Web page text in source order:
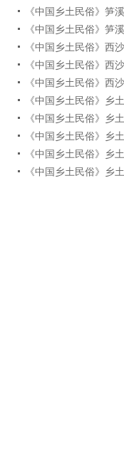
《中国乡土民俗》笋
《中国乡土民俗》笋
《中国乡土民俗》西
《中国乡土民俗》西
《中国乡土民俗》西
《中国乡土民俗》乡
《中国乡土民俗》乡
《中国乡土民俗》乡
《中国乡土民俗》乡
《中国乡土民俗》乡